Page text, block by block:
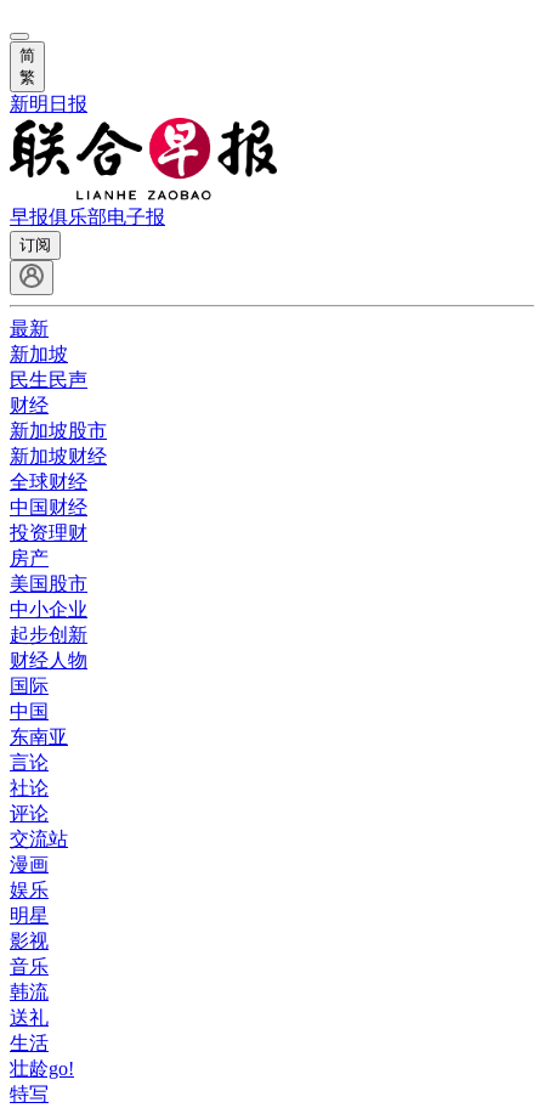
简
繁
新明日报
早报俱乐部电子报
订阅
最新
新加坡
民生民声
财经
新加坡股市
新加坡财经
全球财经
中国财经
投资理财
房产
美国股市
中小企业
起步创新
财经人物
国际
中国
东南亚
言论
社论
评论
交流站
漫画
娱乐
明星
影视
音乐
韩流
送礼
生活
壮龄go!
特写